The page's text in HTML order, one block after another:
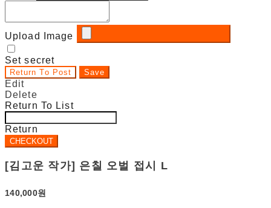
Upload Image
Set secret
Return To Post Save
Edit
Delete
Return To List
Return
[김고운 작가] 은칠 오벌 접시 L
140,000원